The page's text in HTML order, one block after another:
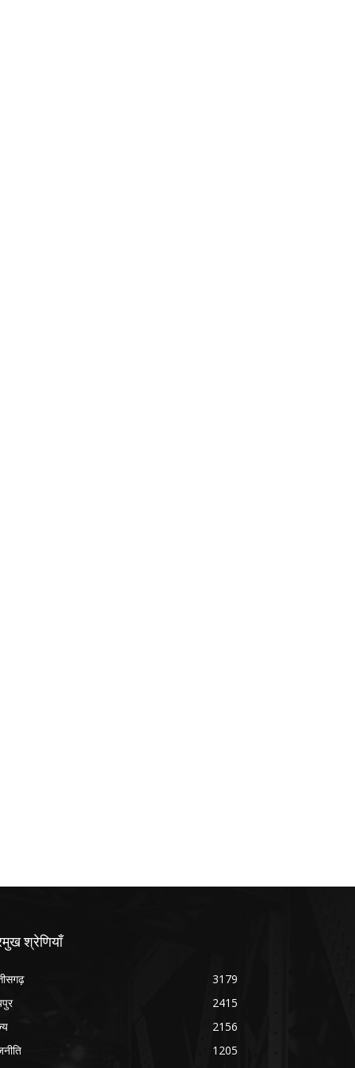
श्रेणियाँ
3179
2415
2156
1205